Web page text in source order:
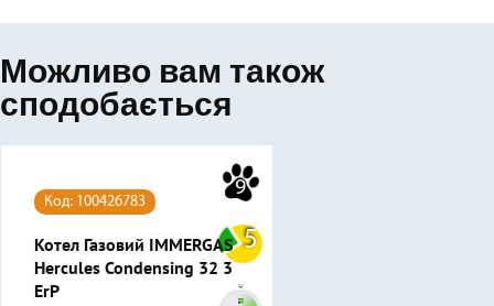
Можливо вам також
сподобається
9
5
Код: 100426783
Котел Газовий IMMERGAS
Hercules Condensing 32 3
ErP